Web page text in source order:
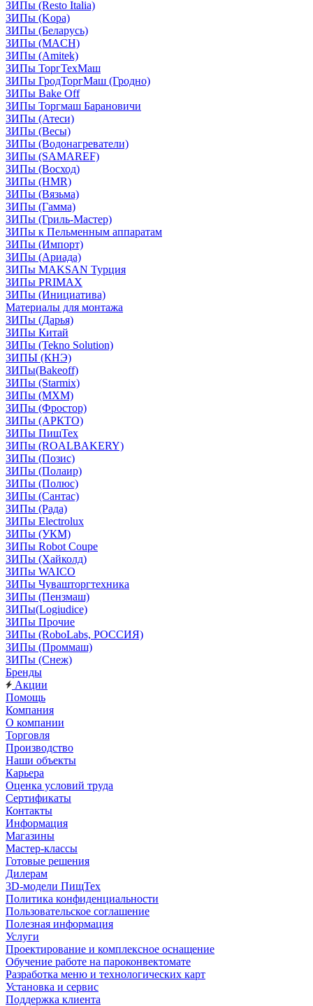
ЗИПы (Resto Italia)
ЗИПы (Kopa)
ЗИПы (Беларусь)
ЗИПы (MACH)
ЗИПы (Amitek)
ЗИПы ТоргТехМаш
ЗИПы ГродТоргМаш (Гродно)
ЗИПы Bake Off
ЗИПы Торгмаш Барановичи
ЗИПы (Атеси)
ЗИПы (Весы)
ЗИПы (Водонагреватели)
ЗИПы (SAMAREF)
ЗИПы (Восход)
ЗИПы (HMR)
ЗИПы (Вязьма)
ЗИПы (Гамма)
ЗИПы (Гриль-Мастер)
ЗИПы к Пельменным аппаратам
ЗИПы (Импорт)
ЗИПы (Ариада)
ЗИПы MAKSAN Турция
ЗИПы PRIMAX
ЗИПы (Инициатива)
Материалы для монтажа
ЗИПы (Дарья)
ЗИПы Китай
ЗИПы (Tekno Solution)
ЗИПЫ (КНЭ)
ЗИПы(Bakeoff)
ЗИПы (Starmix)
ЗИПы (МХМ)
ЗИПы (Фростор)
ЗИПы (АРКТО)
ЗИПы ПищТех
ЗИПы (ROALBAKERY)
ЗИПы (Позис)
ЗИПы (Полаир)
ЗИПы (Полюс)
ЗИПы (Сантас)
ЗИПы (Рада)
ЗИПы Electrolux
ЗИПы (УКМ)
ЗИПы Robot Coupe
ЗИПы (Хайколд)
ЗИПы WAICO
ЗИПы Чувашторгтехника
ЗИПы (Пензмаш)
ЗИПы(Logiudice)
ЗИПы Прочие
ЗИПы (RoboLabs, РОССИЯ)
ЗИПы (Проммаш)
ЗИПы (Снеж)
Бренды
Акции
Помощь
Компания
О компании
Торговля
Производство
Наши объекты
Карьера
Оценка условий труда
Сертификаты
Контакты
Информация
Магазины
Мастер-классы
Готовые решения
Дилерам
3D-модели ПищТех
Политика конфиденциальности
Пользовательское соглашение
Полезная информация
Услуги
Проектирование и комплексное оснащение
Обучение работе на пароконвектомате
Разработка меню и технологических карт
Установка и сервис
Поддержка клиента